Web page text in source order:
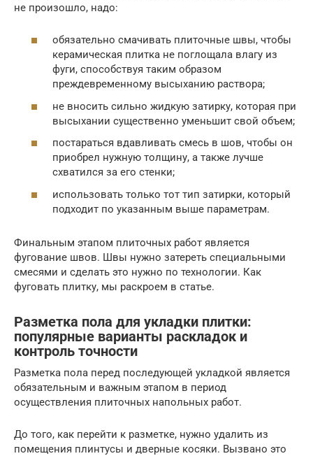
не произошло, надо:
обязательно смачивать плиточные швы, чтобы
керамическая плитка не поглощала влагу из
фуги, способствуя таким образом
преждевременному высыханию раствора;
не вносить сильно жидкую затирку, которая при
высыхании существенно уменьшит свой объем;
постараться вдавливать смесь в шов, чтобы он
приобрел нужную толщину, а также лучше
схватился за его стенки;
использовать только тот тип затирки, который
подходит по указанным выше параметрам.
Финальным этапом плиточных работ является
фугование швов. Швы нужно затереть специальными
смесями и сделать это нужно по технологии. Как
фуговать плитку, мы раскроем в статье.
Разметка пола для укладки плитки:
популярные варианты раскладок и
контроль точности
Разметка пола перед последующей укладкой является
обязательным и важным этапом в период
осуществления плиточных напольных работ.
До того, как перейти к разметке, нужно удалить из
помещения плинтусы и дверные косяки. Вызвано это